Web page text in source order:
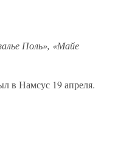
Поль», «Майе
в Намсус 19 апреля.